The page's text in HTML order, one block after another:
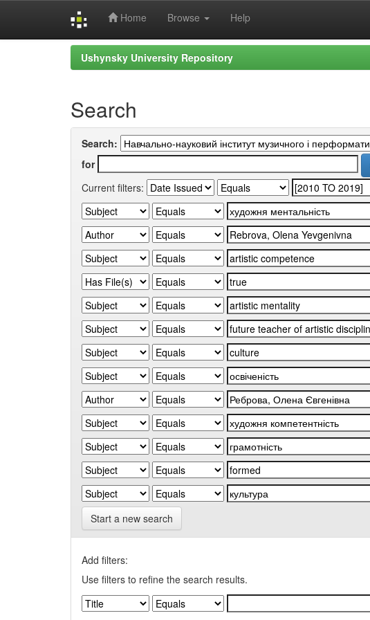
Home Browse Help
Ushynsky University Repository
Search
Search:
for
Current filters:
Start a new search
Add filters:
Use filters to refine the search results.